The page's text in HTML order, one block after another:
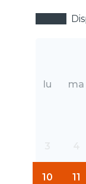
lu ma
10 11